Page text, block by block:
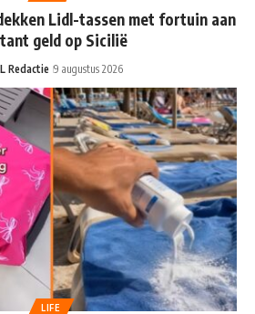
Lidl-tassen met fortuin aan
geld op Sicilië
Redactie 9 augustus 2026
LIFE